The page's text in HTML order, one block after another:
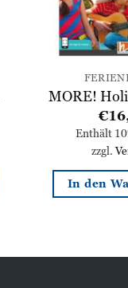
MORE!
€
Enthält
zzgl.
In den